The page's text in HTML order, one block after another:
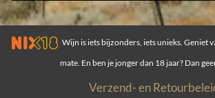
Wijn is iets bijzonders, iets unieks. Geniet
mate. En ben je jonger dan 18 jaar? Dan
Verzend- en